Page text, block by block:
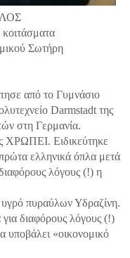
Σωτήρη
από το Γυμνάσιο
Darmstadt της
στη Γερμανία.
ΧΡΩΠΕΙ. Ειδικεύτηκε
ελληνικά όπλα μετά
λόγους (!) η
πυραύλων Υδραζίνη.
διαφόρους λόγους (!)
«οικονομικό